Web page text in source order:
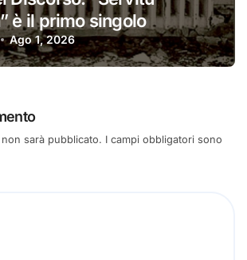
è il primo singolo
Ago 1, 2026
sarà pubblicato. I campi obbligatori sono